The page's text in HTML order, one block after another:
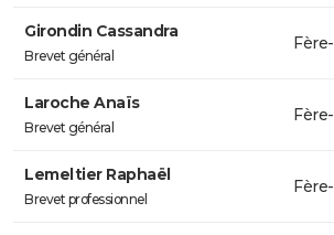
Girondin Cassandra
Brevet général
Laroche Anaïs
Brevet général
Lemeltier Raphaël
Brevet professionnel